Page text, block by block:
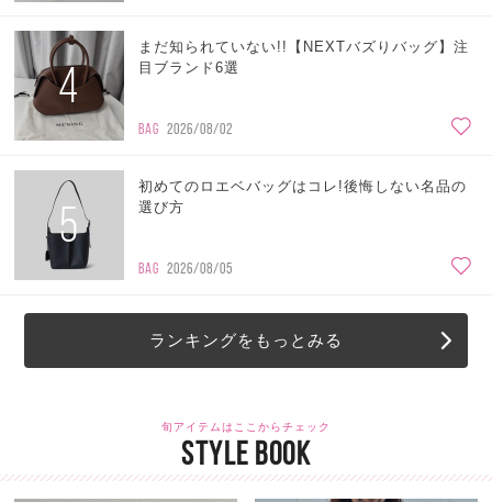
4
まだ知られていない!!【NEXTバズりバッグ】注
目ブランド6選
BAG 2026/08/02
5
初めてのロエベバッグはコレ!後悔しない名品の
選び方
BAG 2026/08/05
ランキングをもっとみる
旬アイテムはここからチェック
STYLE BOOK